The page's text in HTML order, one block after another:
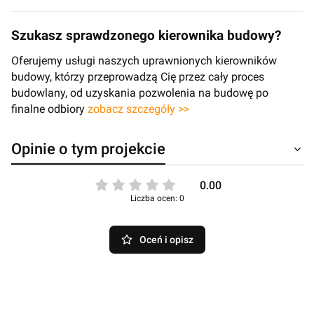
Szukasz sprawdzonego kierownika budowy?
Oferujemy usługi naszych uprawnionych kierowników
budowy, którzy przeprowadzą Cię przez cały proces
budowlany, od uzyskania pozwolenia na budowę po
finalne odbiory zobacz szczegóły >>
Opinie o tym projekcie
0.00
Liczba ocen: 0
Oceń i opisz